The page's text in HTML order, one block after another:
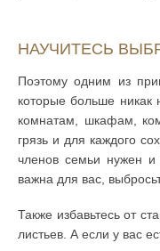
НАУЧИТЕСЬ
Поэтому одним из
которые больше никак
комнатам, шкафам,
грязь и для каждого
членов семьи нужен и
важна для вас,
Также избавьтесь от
листьев. А если у вас